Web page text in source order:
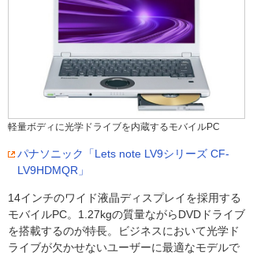
軽量ボディに光学ドライブを内蔵するモバイルPC
パナソニック「Lets note LV9シリーズ CF-
LV9HDMQR」
14インチのワイド液晶ディスプレイを採用する
モバイルPC。1.27kgの質量ながらDVDドライブ
を搭載するのが特長。ビジネスにおいて光学ド
ライブが欠かせないユーザーに最適なモデルで